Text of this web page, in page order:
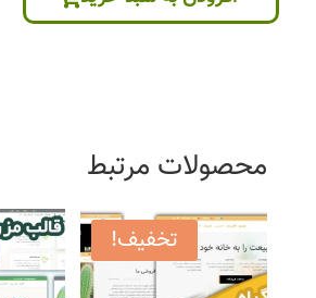
بود.
است.
محصولات مرتبط
تخفیف!